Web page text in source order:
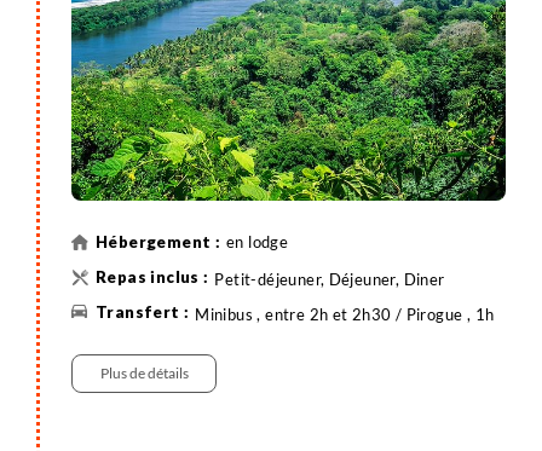
Déjeuner au lodge (inclus) et après-midi libre,
activités en option (à réserver sur place).
en lodge
Petit-déjeuner, Déjeuner, Diner
Minibus , entre 2h et 2h30 / Pirogue , 1h
Plus de détails